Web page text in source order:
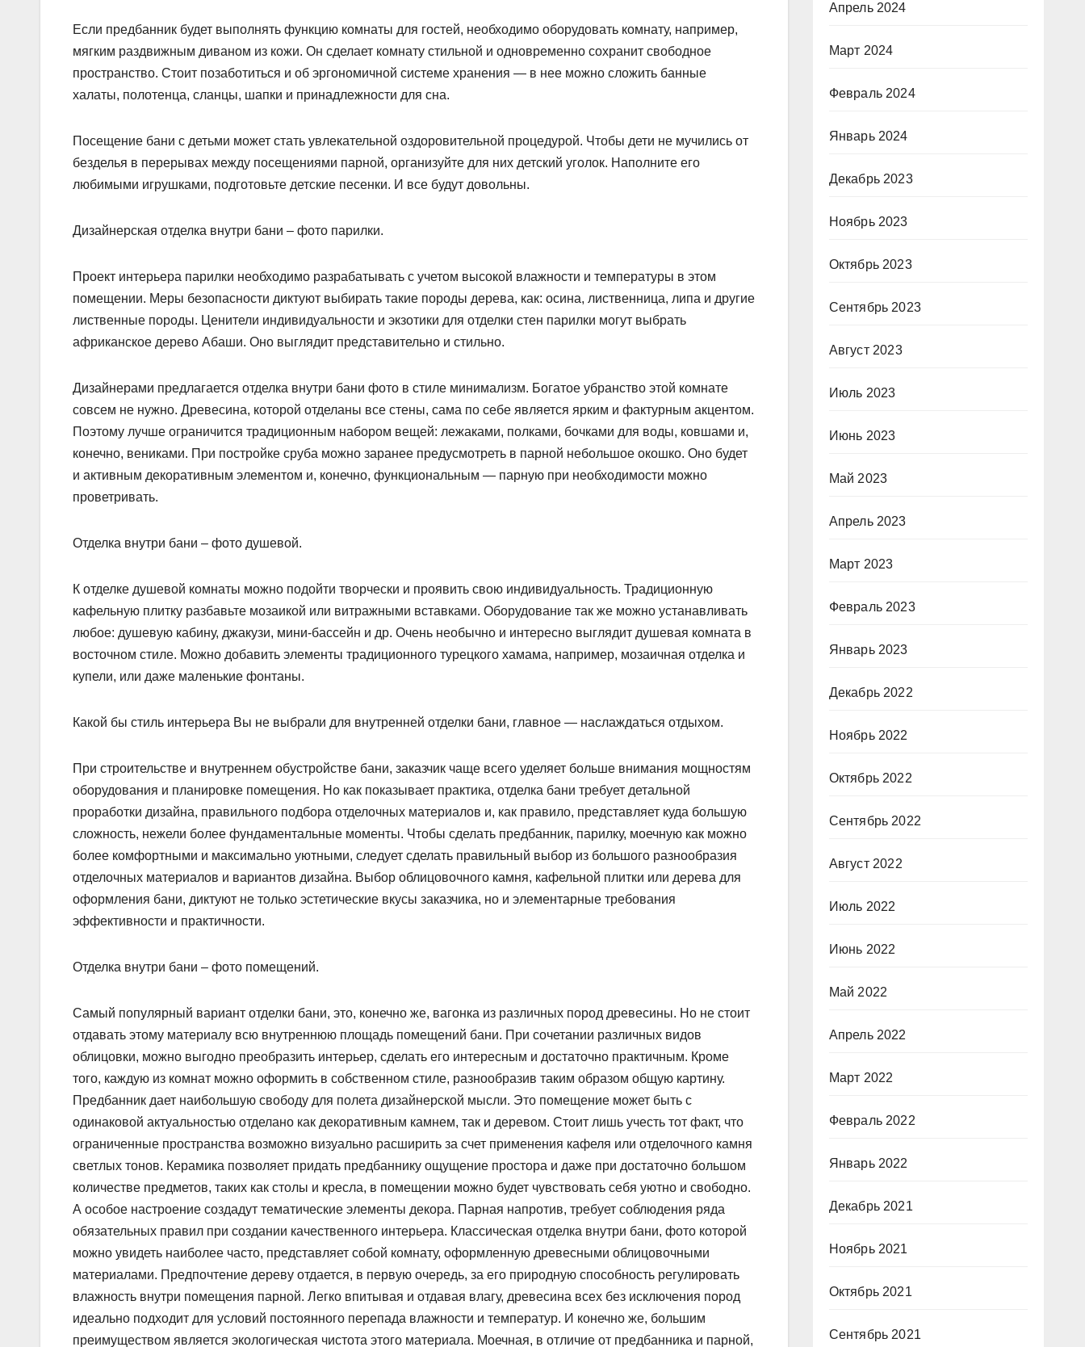
Если предбанник будет выполнять функцию комнаты для гостей, необходимо оборудовать комнату, например,
мягким раздвижным диваном из кожи. Он сделает комнату стильной и одновременно сохранит свободное
пространство. Стоит позаботиться и об эргономичной системе хранения — в нее можно сложить банные
халаты, полотенца, сланцы, шапки и принадлежности для сна.
Посещение бани с детьми может стать увлекательной оздоровительной процедурой. Чтобы дети не мучились от
безделья в перерывах между посещениями парной, организуйте для них детский уголок. Наполните его
любимыми игрушками, подготовьте детские песенки. И все будут довольны.
Дизайнерская отделка внутри бани – фото парилки.
Проект интерьера парилки необходимо разрабатывать с учетом высокой влажности и температуры в этом
помещении. Меры безопасности диктуют выбирать такие породы дерева, как: осина, лиственница, липа и другие
лиственные породы. Ценители индивидуальности и экзотики для отделки стен парилки могут выбрать
африканское дерево Абаши. Оно выглядит представительно и стильно.
Дизайнерами предлагается отделка внутри бани фото в стиле минимализм. Богатое убранство этой комнате
совсем не нужно. Древесина, которой отделаны все стены, сама по себе является ярким и фактурным акцентом.
Поэтому лучше ограничится традиционным набором вещей: лежаками, полками, бочками для воды, ковшами и,
конечно, вениками. При постройке сруба можно заранее предусмотреть в парной небольшое окошко. Оно будет
и активным декоративным элементом и, конечно, функциональным — парную при необходимости можно
проветривать.
Отделка внутри бани – фото душевой.
К отделке душевой комнаты можно подойти творчески и проявить свою индивидуальность. Традиционную
кафельную плитку разбавьте мозаикой или витражными вставками. Оборудование так же можно устанавливать
любое: душевую кабину, джакузи, мини-бассейн и др. Очень необычно и интересно выглядит душевая комната в
восточном стиле. Можно добавить элементы традиционного турецкого хамама, например, мозаичная отделка и
купели, или даже маленькие фонтаны.
Какой бы стиль интерьера Вы не выбрали для внутренней отделки бани, главное — наслаждаться отдыхом.
При строительстве и внутреннем обустройстве бани, заказчик чаще всего уделяет больше внимания мощностям
оборудования и планировке помещения. Но как показывает практика, отделка бани требует детальной
проработки дизайна, правильного подбора отделочных материалов и, как правило, представляет куда большую
сложность, нежели более фундаментальные моменты. Чтобы сделать предбанник, парилку, моечную как можно
более комфортными и максимально уютными, следует сделать правильный выбор из большого разнообразия
отделочных материалов и вариантов дизайна. Выбор облицовочного камня, кафельной плитки или дерева для
оформления бани, диктуют не только эстетические вкусы заказчика, но и элементарные требования
эффективности и практичности.
Отделка внутри бани – фото помещений.
Самый популярный вариант отделки бани, это, конечно же, вагонка из различных пород древесины. Но не стоит
отдавать этому материалу всю внутреннюю площадь помещений бани. При сочетании различных видов
облицовки, можно выгодно преобразить интерьер, сделать его интересным и достаточно практичным. Кроме
того, каждую из комнат можно оформить в собственном стиле, разнообразив таким образом общую картину.
Предбанник дает наибольшую свободу для полета дизайнерской мысли. Это помещение может быть с
одинаковой актуальностью отделано как декоративным камнем, так и деревом. Стоит лишь учесть тот факт, что
ограниченные пространства возможно визуально расширить за счет применения кафеля или отделочного камня
светлых тонов. Керамика позволяет придать предбаннику ощущение простора и даже при достаточно большом
количестве предметов, таких как столы и кресла, в помещении можно будет чувствовать себя уютно и свободно.
А особое настроение создадут тематические элементы декора. Парная напротив, требует соблюдения ряда
обязательных правил при создании качественного интерьера. Классическая отделка внутри бани, фото которой
можно увидеть наиболее часто, представляет собой комнату, оформленную древесными облицовочными
материалами. Предпочтение дереву отдается, в первую очередь, за его природную способность регулировать
влажность внутри помещения парной. Легко впитывая и отдавая влагу, древесина всех без исключения пород
идеально подходит для условий постоянного перепада влажности и температур. И конечно же, большим
преимуществом является экологическая чистота этого материала. Моечная, в отличие от предбанника и парной,
Апрель 2024
Март 2024
Февраль 2024
Январь 2024
Декабрь 2023
Ноябрь 2023
Октябрь 2023
Сентябрь 2023
Август 2023
Июль 2023
Июнь 2023
Май 2023
Апрель 2023
Март 2023
Февраль 2023
Январь 2023
Декабрь 2022
Ноябрь 2022
Октябрь 2022
Сентябрь 2022
Август 2022
Июль 2022
Июнь 2022
Май 2022
Апрель 2022
Март 2022
Февраль 2022
Январь 2022
Декабрь 2021
Ноябрь 2021
Октябрь 2021
Сентябрь 2021